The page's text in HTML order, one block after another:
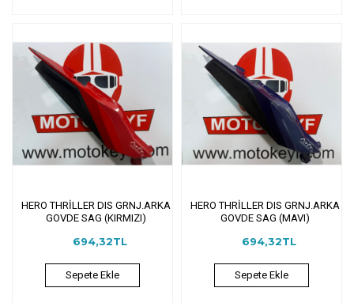
HERO THRİLLER DIS GRNJ.ARKA
GOVDE SAG (KIRMIZI)
694,32TL
Sepete Ekle
HERO THRİLLER DIS GRNJ.ARKA
GOVDE SAG (MAVI)
694,32TL
Sepete Ekle